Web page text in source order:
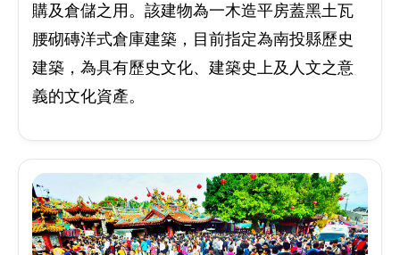
購及倉儲之用。該建物為一木造平房蓋黑土瓦
腰砌磚洋式倉庫建築，目前指定為南投縣歷史
建築，為具有歷史文化、建築史上及人文之意
義的文化資產。